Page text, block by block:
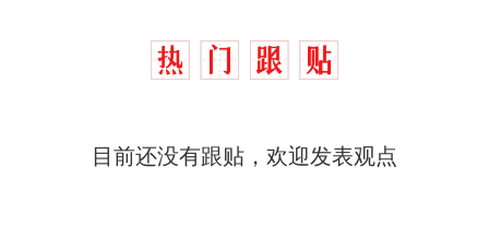
目前还没有跟贴，欢迎发表观点